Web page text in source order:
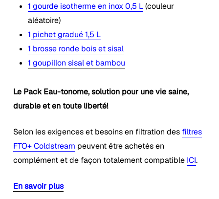
1 gourde isotherme en inox 0,5 L(couleur
aléatoire)
1 pichet gradué 1,5 L
1 brosse ronde bois et sisal
1 goupillon sisal et bambou
Le Pack Eau-tonome, solution pour une vie saine,
durable et en toute liberté!
Selon les exigences et besoins en filtration des filtres
FTO+ Coldstream peuvent être achetés en
complément et de façon totalement compatible ICI.
En savoir plus